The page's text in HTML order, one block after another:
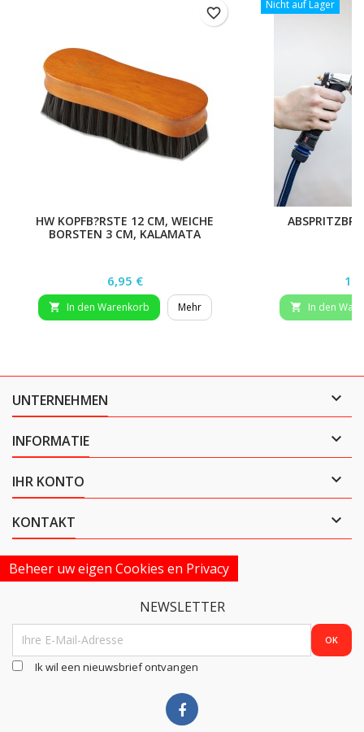
HW KOPFB?RSTE 12 CM, WEICHE
BORSTEN 3 CM, KALAMATA
Preis
6,95 €
 In den Warenkorb Mehr
favorite_border
Nicht auf Lager
 In den
UNTERNEHMEN 
INFORMATIE 
IHR KONTO 
KONTAKT 
Beheer uw eigen Cookies en Privacy
NEWSLETTER
Ik wil een nieuwsbrief ontvangen